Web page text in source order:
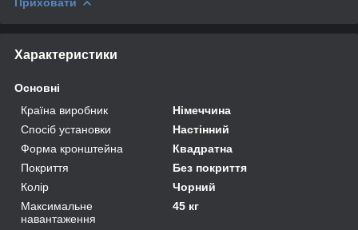
Характеристики
Основні
Країна виробник
Німеччина
Спосіб установки
Настінний
Форма кронштейна
Квадратна
Покриття
Без покриття
Колір
Чорний
Максимальне
навантаження
45 кг